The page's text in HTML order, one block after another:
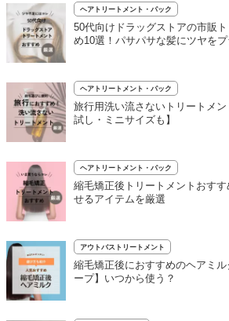
ヘアトリートメント・パック
50代向けドラッグストアの市販
め10選！パサパサな髪にツヤを
ヘアトリートメント・パック
旅行用洗い流さないトリートメ
試し・ミニサイズも】
ヘアトリートメント・パック
縮毛矯正後トリートメントおす
せるアイテムを厳選
アウトバストリートメント
縮毛矯正後におすすめのヘアミ
ープ】いつから使う？